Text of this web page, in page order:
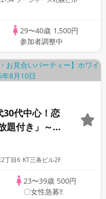
29〜40歳 1,500円
参加者調整中
30代中心！恋
題付き」～着
事＆飲み放
丁目6 KT三条ビル2F
23〜39歳 500円
〇女性急募‼